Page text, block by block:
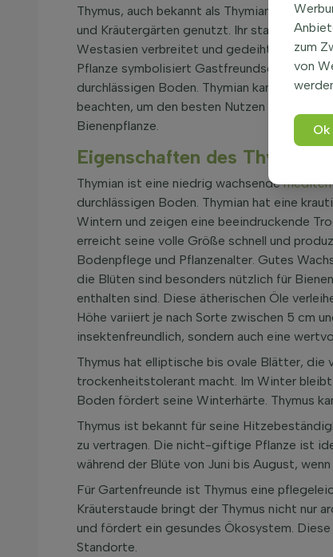
Thymus, auch bekannt als Thymian oder
und Kräutergärten genutzt. Ihr starkes
Westasien verbreitet und gedeiht in
Pflanze symbolisiert Gastfreundschaft.
durchlässigen Boden. Thymian kann als
beachten, um den besten Nutzen aus
Bienenpflanze.
Eigenschaften des
Thymian ist eine niedrig wachsende
durchlässigen Boden. Thymian hat eine
Wintern und zeigen eine beeindruckende
erreicht seine volle Größe schnell und
Bodenpflege und Pflanzenalter. Gutes
die Blüten sind besonders nützlich für
enthalten sind. Diese ätherischen Öle
Höhe variiert je nach Sorte zwischen 5 cm
insektenfreundlich, sondern auch eine
Thymus hat elliptische bis ovale Blätter, die
trockenheitstolerant macht. Im Winter
Boden fördert seine Winterhärte. Thymus
Thymus ist bekannt für seine
zu vertragen. Die nicht-giftige Pflanze ist
während der Blüte von Juni bis August,
Für Gartenfreunde ist Thymus eine
Kräuterstaude bringt der Thymus nicht nur
und fördert ein gesundes Ökosystem.
Standorte.
zum
von
Ok